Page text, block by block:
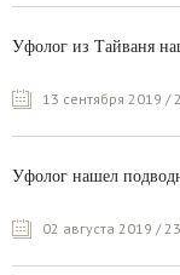
Уфолог из Тайваня
13 сентября 2019 /
Уфолог нашел
02 августа 2019 /